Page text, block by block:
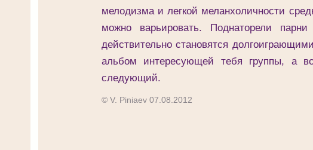
мелодизма и легкой меланхоличности
можно варьировать. Поднаторели
действительно становятся
альбом интересующей тебя группы, а
следующий.
© V. Piniaev 07.08.2012